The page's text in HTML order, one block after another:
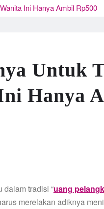
Ini Hanya Ambil Rp500
Untuk
Hanya
dalam tradisi “uang
merelakan adiknya